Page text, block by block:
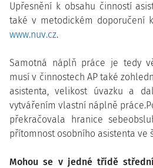
Upřesnění k obsahu činností
také v metodickém doporučení
www.nuv.cz.
Samotná náplň práce je tedy
musí v činnostech AP také
asistenta, velikost úvazku a
vytvářením vlastní náplně
překračovala hranice
přítomnost osobního asistenta ve
Mohou se v jedné třídě